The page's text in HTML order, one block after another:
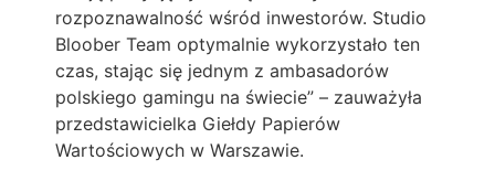
rozpoznawalność wśród inwestorów. Studio
Bloober Team optymalnie wykorzystało ten
czas, stając się jednym z ambasadorów
polskiego gamingu na świecie” – zauważyła
przedstawicielka Giełdy Papierów
Wartościowych w Warszawie.